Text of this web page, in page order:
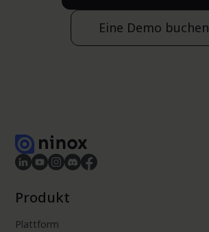
Eine Demo buchen
Produkt
Plattform